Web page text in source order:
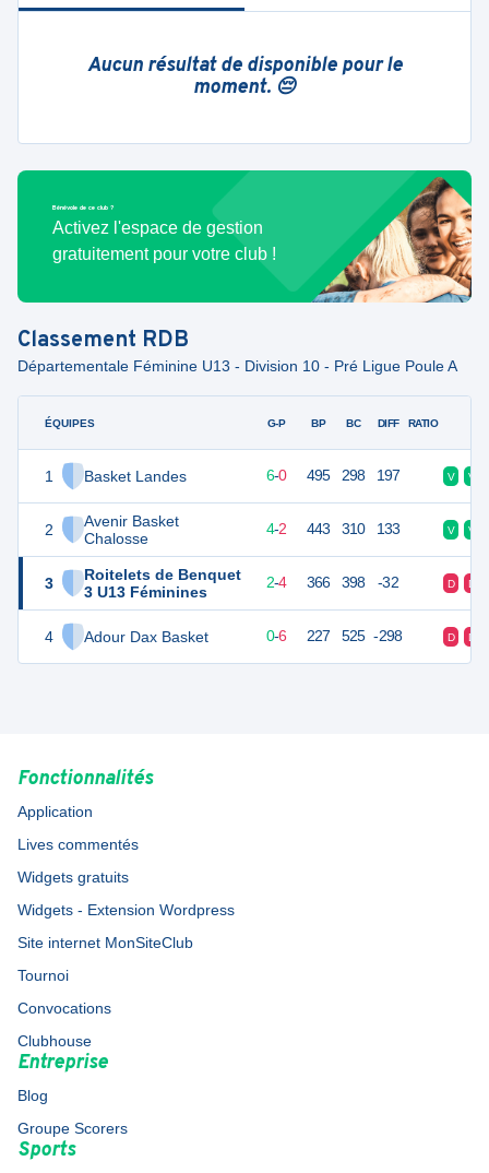
Aucun résultat de disponible pour le
moment. 😔
Bénévole de ce club ?
Activez l'espace de gestion
gratuitement pour votre club !
Classement RDB
Départementale Féminine U13 - Division 10 - Pré Ligue Poule A
ÉQUIPES
1 Basket Landes
2
Avenir Basket
Chalosse
3
Roitelets de Benquet
3 U13 Féminines
4 Adour Dax Basket
G-P BP BC DIFF RATIO
6-0 495 298 197 V V
4-2 443 310 133 V V
8 6 2-4 366 398 -32 D D
6 0-6 227 525 -298 D D
Fonctionnalités
Application
Lives commentés
Widgets gratuits
Widgets - Extension Wordpress
Site internet MonSiteClub
Tournoi
Convocations
Clubhouse
Entreprise
Blog
Groupe Scorers
Sports